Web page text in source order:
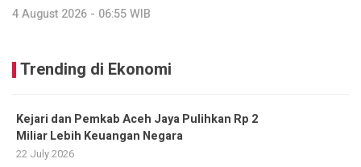
4 August 2026 - 06:55 WIB
Trending di Ekonomi
Kejari dan Pemkab Aceh Jaya Pulihkan Rp 2
Miliar Lebih Keuangan Negara
22 July 2026